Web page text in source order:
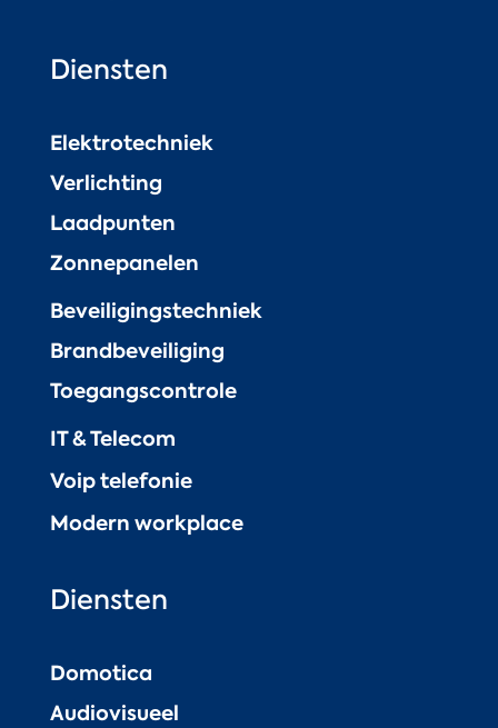
Diensten
Elektrotechniek
Verlichting
Laadpunten
Zonnepanelen
Beveiligingstechniek
Brandbeveiliging
Toegangscontrole
IT & Telecom
Voip telefonie
Modern workplace
Diensten
Domotica
Audiovisueel